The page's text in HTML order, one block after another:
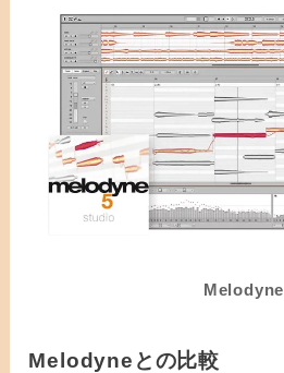
Melodyne
Melodyneとの比較